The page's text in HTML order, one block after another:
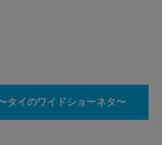
タイのワイドショーネタ〜